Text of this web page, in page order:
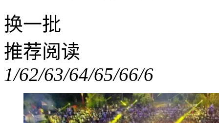
换一批
推荐阅读
1/62/63/64/65/66/6